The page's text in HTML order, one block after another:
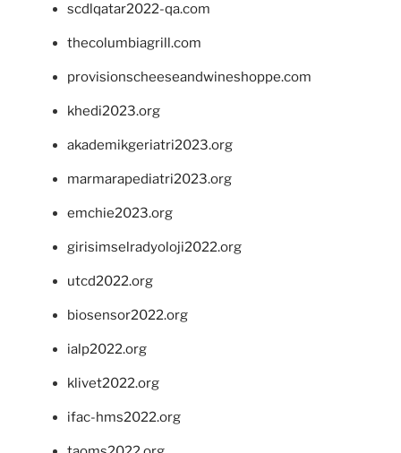
scdlqatar2022-qa.com
thecolumbiagrill.com
provisionscheeseandwineshoppe.com
khedi2023.org
akademikgeriatri2023.org
marmarapediatri2023.org
emchie2023.org
girisimselradyoloji2022.org
utcd2022.org
biosensor2022.org
ialp2022.org
klivet2022.org
ifac-hms2022.org